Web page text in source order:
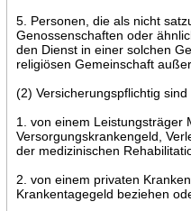
5. Personen, die als nicht
Genossenschaften oder
den Dienst in einer solchen
religiösen Gemeinschaft
(2) Versicherungspflichtig
1. von einem Leistungsträger
Versorgungskrankengeld,
der medizinischen
2. von einem privaten
Krankentagegeld beziehen